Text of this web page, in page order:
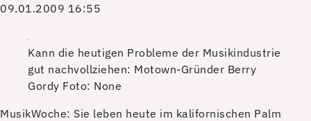
09.01.2009 16:55
Kann die heutigen Probleme der Musikindustrie
gut nachvollziehen: Motown-Gründer Berry
Gordy Foto: None
MusikWoche: Sie leben heute im kalifornischen Palm